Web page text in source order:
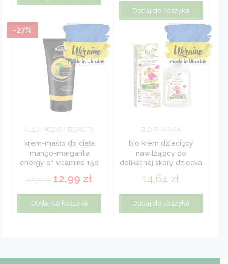
Dodaj do koszyka
-27%
ALLIANCE OF BEAUTY
krem-masło do ciała
mango-margarita
energy of vitamins 150
17,90zł 12,99 zł
Dodaj do koszyka
BIO PHARMA
bio krem dziecięcy
nawilżający do
delikatnej skóry dziecka
14,64 zł
Dodaj do koszyka